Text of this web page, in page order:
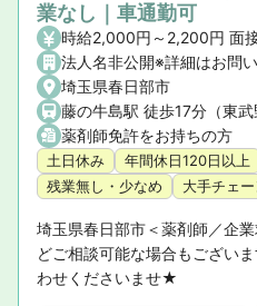
業なし｜車通勤可
時給2,000円～2,200円 面
法人名非公開※詳細はお問
埼玉県春日部市
薬剤師免許をお持ちの方
土日休み 年間休日120日以上
残業無し・少なめ
大手チェー
埼玉県春日部市＜薬剤師／企
どご相談可能な場合もござい
わせくださいませ★